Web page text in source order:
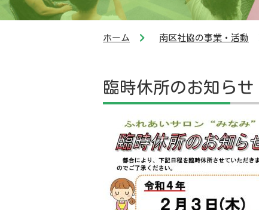
ホーム 南区社協の事業・活動
臨時休所のお知らせ